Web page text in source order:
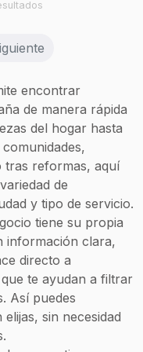
encontrar
de manera rápida
del hogar hasta
tras reformas, aquí
de
y tipo de servicio.
tiene su propia
información clara,
directo a
te ayudan a filtrar
Así puedes
sin necesidad